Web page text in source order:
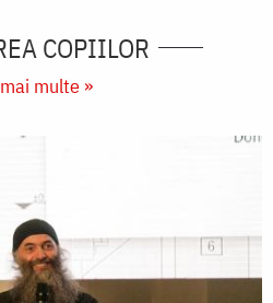
COPIILOR
multe »